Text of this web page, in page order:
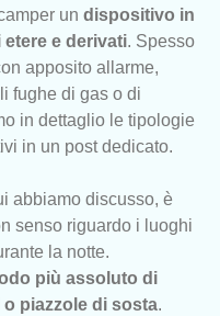
un dispositivo in
e derivati. Spesso
apposito allarme,
fughe di gas o di
in dettaglio le tipologie
in un post dedicato.
abbiamo discusso, è
senso riguardo i luoghi
la notte.
più assoluto di
piazzole di sosta.